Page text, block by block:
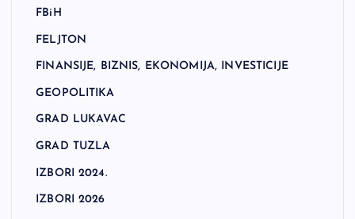
FBiH
FELJTON
FINANSIJE, BIZNIS, EKONOMIJA, INVESTICIJE
GEOPOLITIKA
GRAD LUKAVAC
GRAD TUZLA
IZBORI 2024.
IZBORI 2026